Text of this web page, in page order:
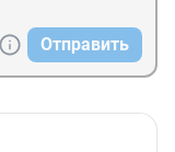
Отправить